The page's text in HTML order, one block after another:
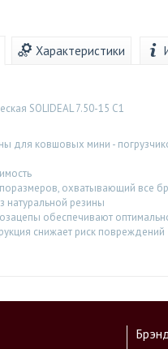
Характеристики
SOLIDEAL 7.50-15 С1
для ковшовых мини -
охватывающий все
натуральной резины
обеспечивают
снижает риск повреждений